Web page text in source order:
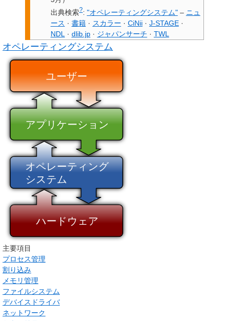
出典検索?: "オペレーティングシステム" – ニュ
ース · 書籍 · スカラー · CiNii · J-STAGE ·
NDL
· dlib.jp · ジャパンサーチ · TWL
オペレーティングシステム
主要項目
プロセス管理
割り込み
メモリ管理
ファイルシステム
デバイスドライバ
ネットワーク